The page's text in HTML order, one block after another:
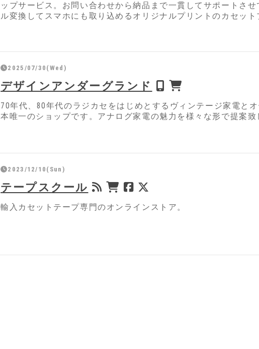
ップサービス。お問い合わせから納品まで一貫してサポートさ
ル変換してスマホにも取り込めるオリジナルプリントのカセット
2025/07/30(Wed)
デザインアンダーグランド
70年代、80年代のラジカセをはじめとするヴィンテージ家電と
本唯一のショップです。アナログ家電の魅力を様々な形で提案致
2023/12/10(Sun)
テープスクール
輸入カセットテープ専門のオンラインストア。